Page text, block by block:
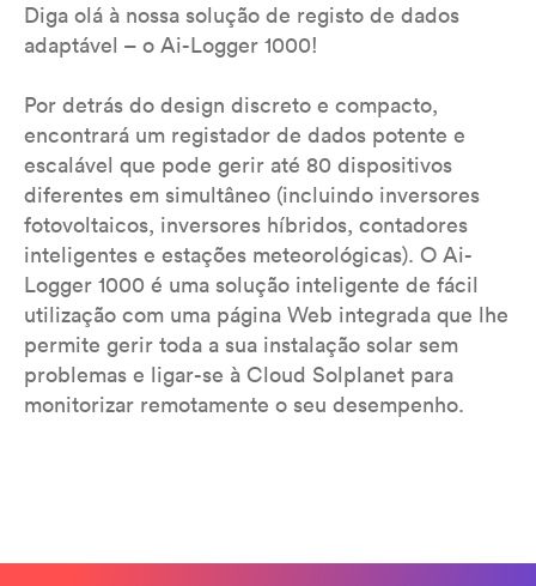
Diga olá à nossa solução de registo de dados
adaptável – o Ai-Logger 1000!
Por detrás do design discreto e compacto,
encontrará um registador de dados potente e
escalável que pode gerir até 80 dispositivos
diferentes em simultâneo (incluindo inversores
fotovoltaicos, inversores híbridos, contadores
inteligentes e estações meteorológicas). O Ai-
Logger 1000 é uma solução inteligente de fácil
utilização com uma página Web integrada que lhe
permite gerir toda a sua instalação solar sem
problemas e ligar-se à Cloud Solplanet para
monitorizar remotamente o seu desempenho.